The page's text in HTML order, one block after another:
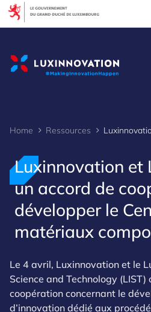
Home Ressources
Luxinnovation et
un accord de
développer le
matériaux
Le 4 avril, Luxinnovation et le
Science and Technology
coopération concernant le
d’innovation dédié aux
Cookies management panel